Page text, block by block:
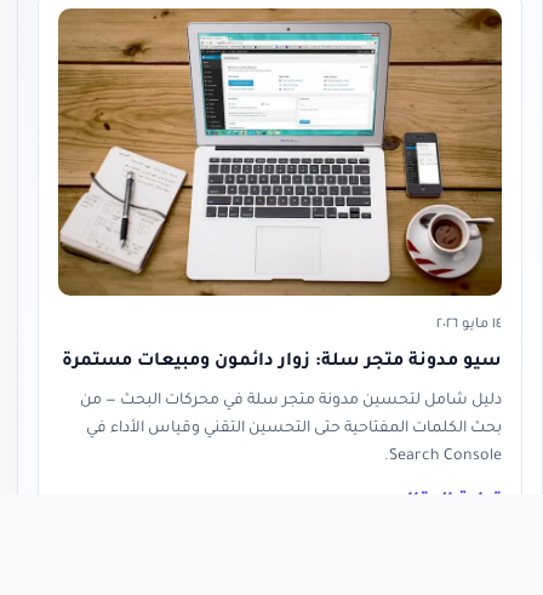
١٤ مايو ٢٠٢٦
سيو مدونة متجر سلة: زوار دائمون ومبيعات مستمرة
دليل شامل لتحسين مدونة متجر سلة في محركات البحث — من
بحث الكلمات المفتاحية حتى التحسين التقني وقياس الأداء في
Search Console.
قراءة المقال